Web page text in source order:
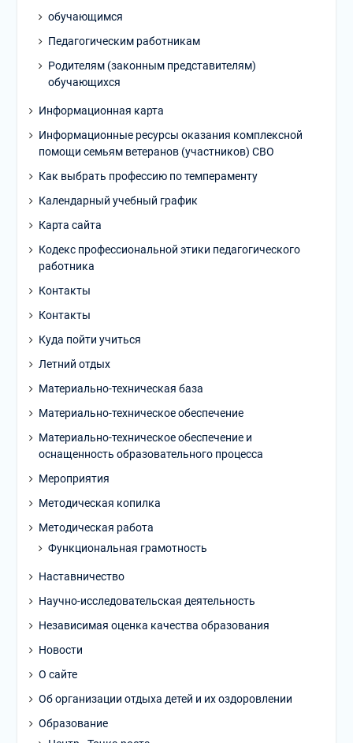
обучающимся
Педагогическим работникам
Родителям (законным представителям)
обучающихся
Информационная карта
Информационные ресурсы оказания комплексной
помощи семьям ветеранов (участников) СВО
Как выбрать профессию по темпераменту
Календарный учебный график
Карта сайта
Кодекс профессиональной этики педагогического
работника
Контакты
Контакты
Куда пойти учиться
Летний отдых
Материально-техническая база
Материально-техническое обеспечение
Материально-техническое обеспечение и
оснащенность образовательного процесса
Мероприятия
Методическая копилка
Методическая работа
Функциональная грамотность
Наставничество
Научно-исследовательская деятельность
Независимая оценка качества образования
Новости
О сайте
Об организации отдыха детей и их оздоровлении
Образование